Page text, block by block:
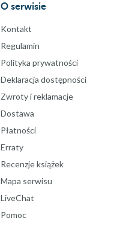
O serwisie
Kontakt
Regulamin
Polityka prywatności
Deklaracja dostępności
Zwroty i reklamacje
Dostawa
Płatności
Erraty
Recenzje książek
Mapa serwisu
LiveChat
Pomoc